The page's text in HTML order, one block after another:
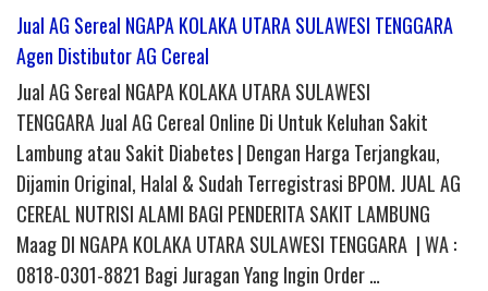
Jual AG Sereal NGAPA KOLAKA UTARA SULAWESI TENGGARA
Agen Distibutor AG Cereal
Jual AG Sereal NGAPA KOLAKA UTARA SULAWESI
TENGGARA Jual AG Cereal Online Di Untuk Keluhan Sakit
Lambung atau Sakit Diabetes | Dengan Harga Terjangkau,
Dijamin Original, Halal & Sudah Terregistrasi BPOM. JUAL AG
CEREAL NUTRISI ALAMI BAGI PENDERITA SAKIT LAMBUNG
Maag DI NGAPA KOLAKA UTARA SULAWESI TENGGARA | WA :
0818-0301-8821 Bagi Juragan Yang Ingin Order …